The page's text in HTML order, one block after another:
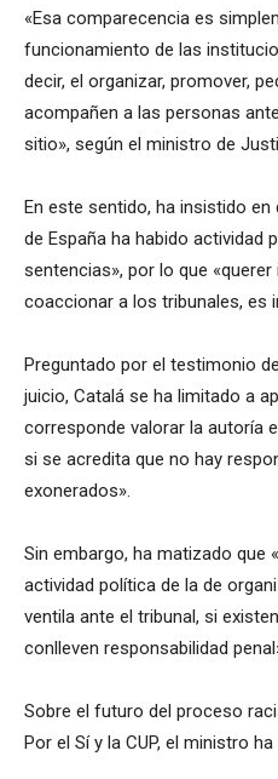
«Esa comparecencia es
funcionamiento de las
decir, el organizar, promover,
acompañen a las personas
sitio», según el ministro de
En este sentido, ha insistido en
de España ha habido actividad
sentencias», por lo que
coaccionar a los tribunales, es
Preguntado por el testimonio
juicio, Catalá se ha limitado a
corresponde valorar la autoría
si se acredita que no hay
exonerados».
Sin embargo, ha matizado que
actividad política de la de
ventila ante el tribunal, si
conlleven responsabilidad
Sobre el futuro del proceso
Por el Sí y la CUP, el ministro